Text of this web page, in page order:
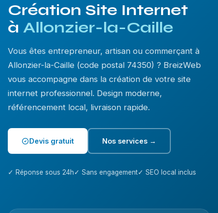
Création Site Internet
à Allonzier-la-Caille
Vous êtes entrepreneur, artisan ou commerçant à
Allonzier-la-Caille (code postal 74350) ? BreizWeb
vous accompagne dans la création de votre site
internet professionnel. Design moderne,
référencement local, livraison rapide.
Devis gratuit Nos services →
✓ Réponse sous 24h✓ Sans engagement✓ SEO local inclus